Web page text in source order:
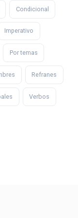
Condicional
Imperativo
Por temas
Refranes
Verbos